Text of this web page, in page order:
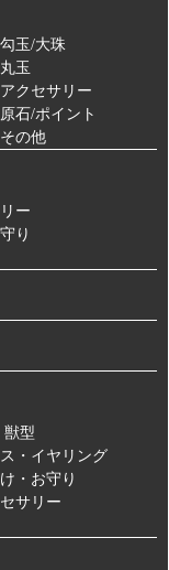
玉/大珠
玉
クセサリー
石/ポイント
の他
ー
り
獣型
・イヤリング
・お守り
サリー